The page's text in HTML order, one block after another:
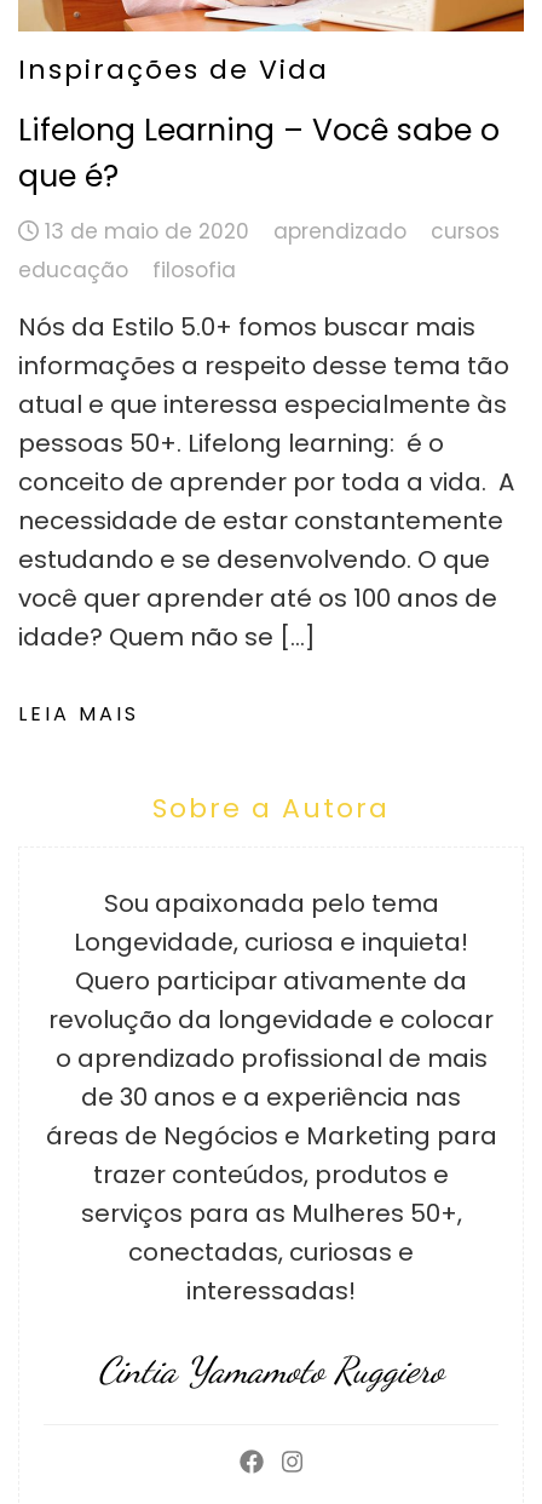
Inspirações de Vida
Lifelong Learning – Você sabe o
que é?
13 de maio de 2020 aprendizado
cursos
educação
filosofia
Nós da Estilo 5.0+ fomos buscar mais
informações a respeito desse tema tão
atual e que interessa especialmente às
pessoas 50+. Lifelong learning: é o
conceito de aprender por toda a vida. A
necessidade de estar constantemente
estudando e se desenvolvendo. O que
você quer aprender até os 100 anos de
idade? Quem não se […]
LEIA MAIS
Sobre a Autora
Sou apaixonada pelo tema
Longevidade, curiosa e inquieta!
Quero participar ativamente da
revolução da longevidade e colocar
o aprendizado profissional de mais
de 30 anos e a experiência nas
áreas de Negócios e Marketing para
trazer conteúdos, produtos e
serviços para as Mulheres 50+,
conectadas, curiosas e
interessadas!
Cintia Yamamoto Ruggiero